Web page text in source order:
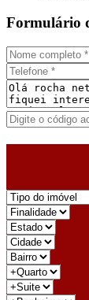
Formulário